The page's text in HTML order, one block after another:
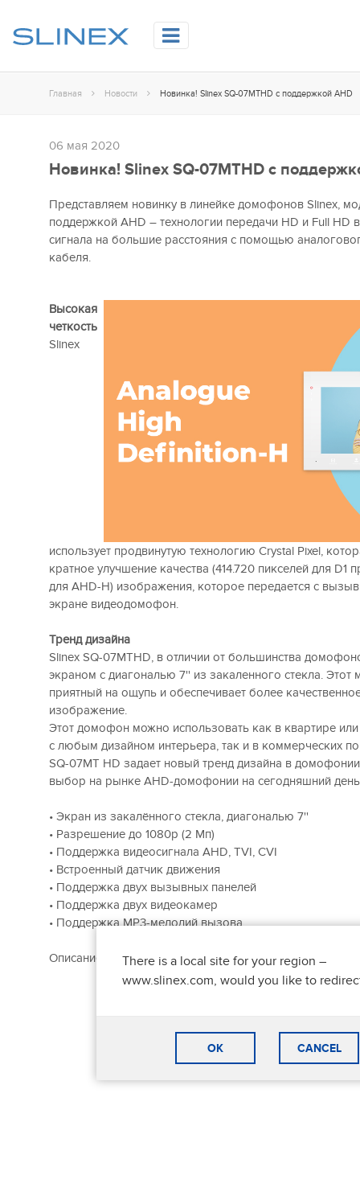
Главная Новости Новинка! Slinex SQ-07MTHD с поддержкой AHD
06 мая 2020
Новинка! Slinex SQ-07MTHD с
Представляем новинку в линейке домофонов Slinex,
поддержкой AHD – технологии передачи HD и Full HD
сигнала на большие расстояния с помощью
кабеля.
Высокая
четкость
Slinex
использует продвинутую технологию Crystal Pixel,
кратное улучшение качества (414.720 пикселей для D1
для AHD-H) изображения, которое передается с
экране видеодомофон.
Тренд дизайна
Slinex SQ-07MTHD, в отличии от большинства
экраном с диагональю 7'' из закаленного стекла. Этот
приятный на ощупь и обеспечивает более
изображение.
Этот домофон можно использовать как в квартире
с любым дизайном интерьера, так и в коммерческих
SQ-07MT HD задает новый тренд дизайна в
выбор на рынке AHD-домофонии на сегодняшний
• Экран из закалённого стекла, диагональю 7''
• Разрешение до 1080p (2 Мп)
• Поддержка видеосигнала AHD, TVI, CVI
• Встроенный датчик движения
• Поддержка двух вызывных панелей
• Поддержка двух видеокамер
• Поддержка MP3-мелодий вызова
Описание и характеристикиSlinex SQ-07MTHDвы
There is a local site for your region –
www.slinex.com, would you like to
OK CANCEL